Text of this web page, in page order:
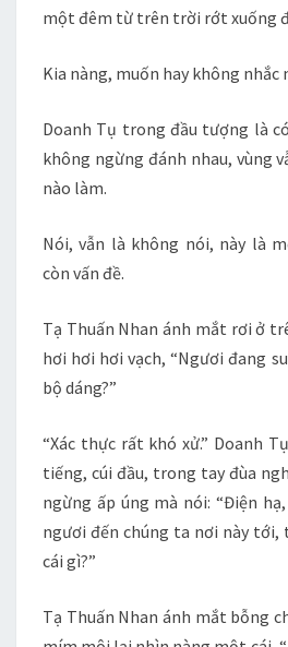
một đêm từ trên trời rớt xuống
Kia nàng, muốn hay không
Doanh Tụ trong đầu tượng là
không ngừng đánh nhau, vùng
nào làm.
Nói, vẫn là không nói, này là
còn vấn đề.
Tạ Thuấn Nhan ánh mắt rơi ở
hơi hơi hơi vạch, “Ngươi đang
bộ dáng?”
“Xác thực rất khó xử.” Doanh
tiếng, cúi đầu, trong tay đùa
ngừng ấp úng mà nói: “Điện
ngươi đến chúng ta nơi này tới,
cái gì?”
Tạ Thuấn Nhan ánh mắt bỗng